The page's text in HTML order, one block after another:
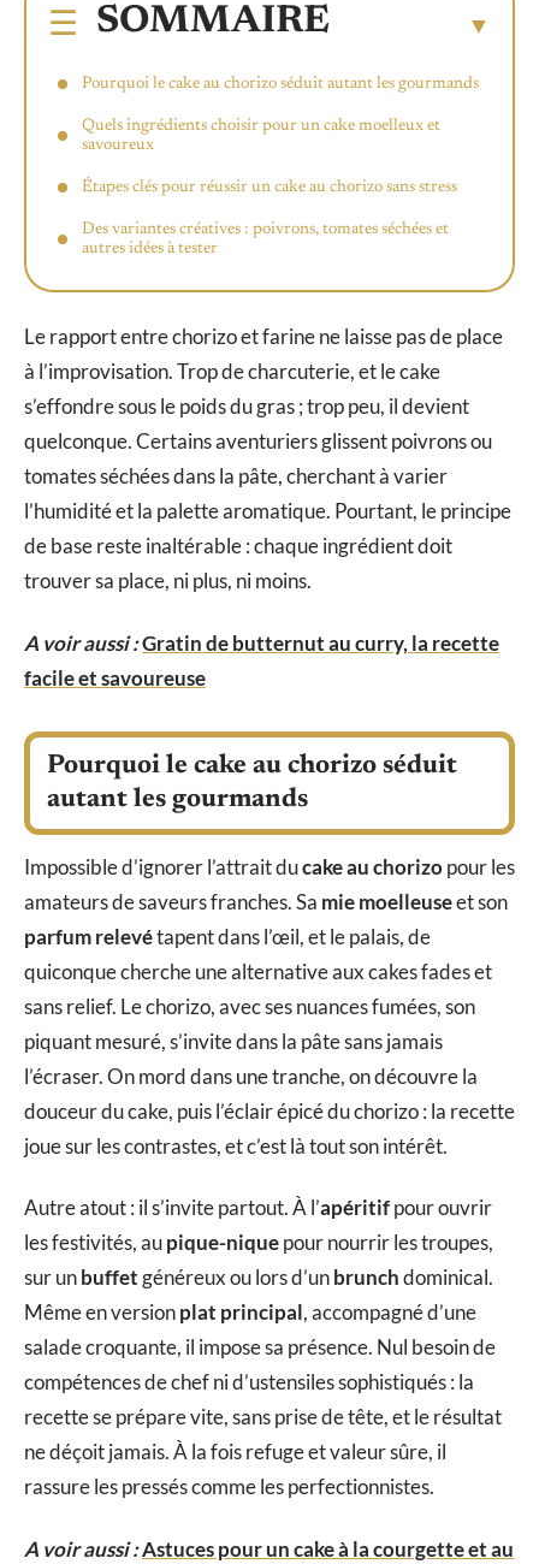
SOMMAIRE
Pourquoi le cake au chorizo séduit autant les gourmands
Quels ingrédients choisir pour un cake moelleux et
savoureux
Étapes clés pour réussir un cake au chorizo sans stress
Des variantes créatives : poivrons, tomates séchées et
autres idées à tester
Le rapport entre chorizo et farine ne laisse pas de place
à l’improvisation. Trop de charcuterie, et le cake
s’effondre sous le poids du gras ; trop peu, il devient
quelconque. Certains aventuriers glissent poivrons ou
tomates séchées dans la pâte, cherchant à varier
l’humidité et la palette aromatique. Pourtant, le principe
de base reste inaltérable : chaque ingrédient doit
trouver sa place, ni plus, ni moins.
A voir aussi :Gratin de butternut au curry, la recette
facile et savoureuse
Pourquoi le cake au chorizo séduit
autant les gourmands
Impossible d’ignorer l’attrait ducake au chorizopour les
amateurs de saveurs franches. Sa mie moelleuseet son
parfum relevétapent dans l’œil, et le palais, de
quiconque cherche une alternative aux cakes fades et
sans relief. Le chorizo, avec ses nuances fumées, son
piquant mesuré, s’invite dans la pâte sans jamais
l’écraser. On mord dans une tranche, on découvre la
douceur du cake, puis l’éclair épicé du chorizo : la recette
joue sur les contrastes, et c’est là tout son intérêt.
Autre atout : il s’invite partout. À l’apéritifpour ouvrir
les festivités, aupique-niquepour nourrir les troupes,
sur unbuffet généreux ou lors d’unbrunchdominical.
Même en versionplat principal, accompagné d’une
salade croquante, il impose sa présence. Nul besoin de
compétences de chef ni d’ustensiles sophistiqués : la
recette se prépare vite, sans prise de tête, et le résultat
ne déçoit jamais. À la fois refuge et valeur sûre, il
rassure les pressés comme les perfectionnistes.
A voir aussi :Astuces pour un cake à la courgette et au